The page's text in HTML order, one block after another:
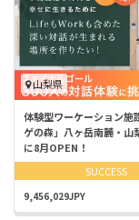
山梨県
体験型ワーケーション施
ゲの森」八ヶ岳南麓・山
に8月OPEN！
SUCCESS
9,456,029JPY